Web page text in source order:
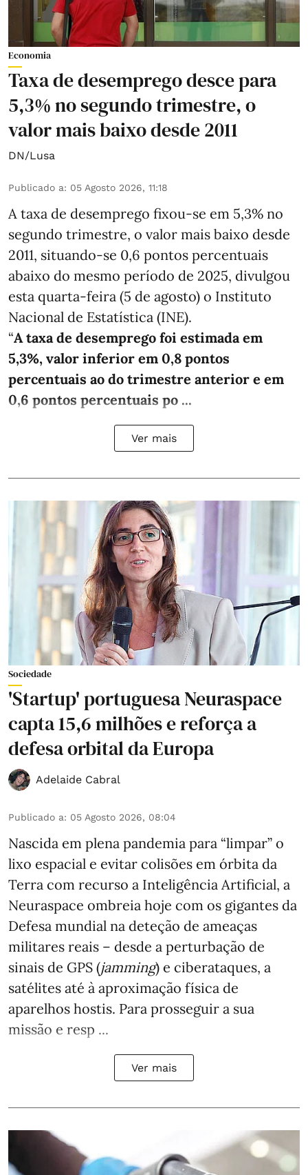
Economia
Taxa de desemprego desce para
5,3% no segundo trimestre, o
valor mais baixo desde 2011
DN/Lusa
Publicado a: 05 Agosto 2026, 11:18
A taxa de desemprego fixou-se em 5,3% no
segundo trimestre, o valor mais baixo desde
2011, situando-se 0,6 pontos percentuais
abaixo do mesmo período de 2025, divulgou
esta quarta-feira (5 de agosto) o Instituto
Nacional de Estatística (INE).
“A taxa de desemprego foi estimada em
5,3%, valor inferior em 0,8 pontos
percentuais ao do trimestre anterior e em
0,6 pontos percentuais po ...
Ver mais
Sociedade
'Startup' portuguesa Neuraspace
capta 15,6 milhões e reforça a
defesa orbital da Europa
Adelaide Cabral
Publicado a: 05 Agosto 2026, 08:04
Nascida em plena pandemia para “limpar” o
lixo espacial e evitar colisões em órbita da
Terra com recurso a Inteligência Artificial, a
Neuraspace ombreia hoje com os gigantes da
Defesa mundial na deteção de ameaças
militares reais – desde a perturbação de
sinais de GPS (jamming) e ciberataques, a
satélites até à aproximação física de
aparelhos hostis. Para prosseguir a sua
missão e resp ...
Ver mais